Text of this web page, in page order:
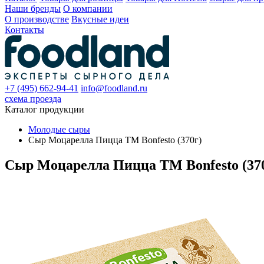
Наши бренды О компании
О производстве Вкусные идеи
Контакты
+7 (495) 662-94-41 info@foodland.ru
схема проезда
Каталог продукции
Молодые сыры
Сыр Моцарелла Пицца TM Bonfesto (370г)
Сыр Моцарелла Пицца TM Bonfesto